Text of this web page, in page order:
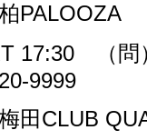
PALOOZA
17:30 （問
9999
田 CLUB